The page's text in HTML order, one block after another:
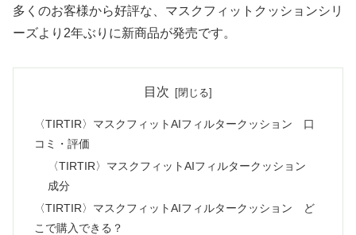
多くのお客様から好評な、マスクフィットクッションシリ
ーズより2年ぶりに新商品が発売です。
目次
〈TIRTIR〉マスクフィットAIフィルタークッション 口
コミ・評価
〈TIRTIR〉マスクフィットAIフィルタークッション
成分
〈TIRTIR〉マスクフィットAIフィルタークッション ど
こで購入できる？